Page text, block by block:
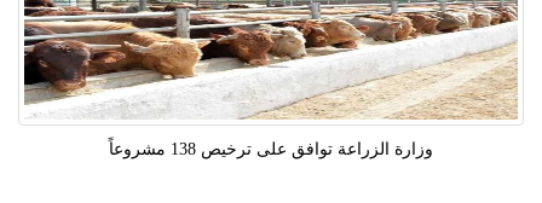
وزارة الزراعة توافق على ترخيص 138 مشروعاً